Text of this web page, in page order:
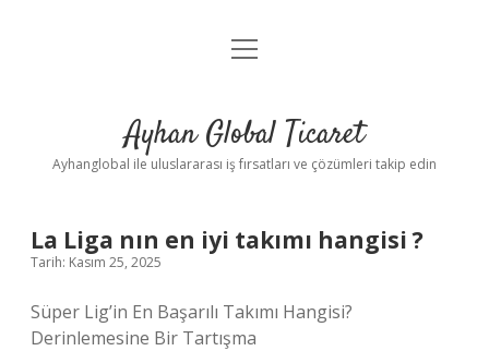
Anasayfa
Yasal Uyarı
menüyü
Ayhan Global Ticaret
Ayhanglobal ile uluslararası iş fırsatları ve çözümleri takip edin
La Liga nın en iyi takımı hangisi ?
Tarih: Kasım 25, 2025
Süper Lig’in En Başarılı Takımı Hangisi?
Derinlemesine Bir Tartışma